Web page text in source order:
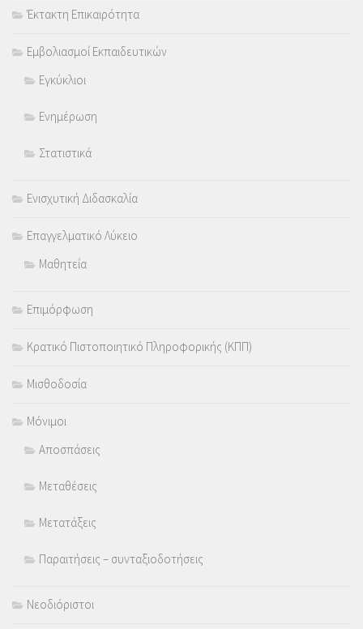
Έκτακτη Επικαιρότητα
Εμβολιασμοί Εκπαιδευτικών
Εγκύκλιοι
Ενημέρωση
Στατιστικά
Ενισχυτική Διδασκαλία
Επαγγελματικό Λύκειο
Μαθητεία
Επιμόρφωση
Κρατικό Πιστοποιητικό Πληροφορικής (ΚΠΠ)
Μισθοδοσία
Μόνιμοι
Αποσπάσεις
Μεταθέσεις
Μετατάξεις
Παραιτήσεις – συνταξιοδοτήσεις
Νεοδιόριστοι